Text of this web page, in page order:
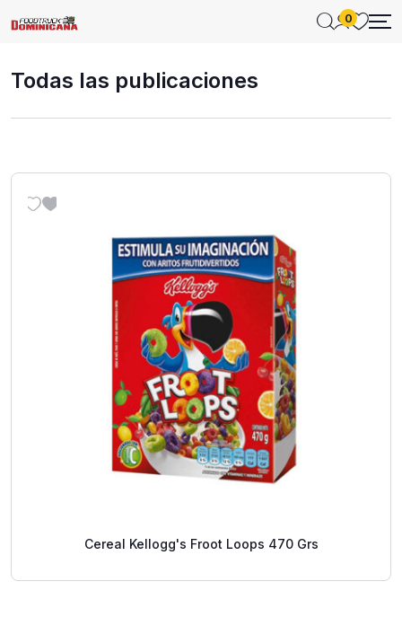
0
Todas las publicaciones
Cereal Kellogg's Froot Loops 470 Grs